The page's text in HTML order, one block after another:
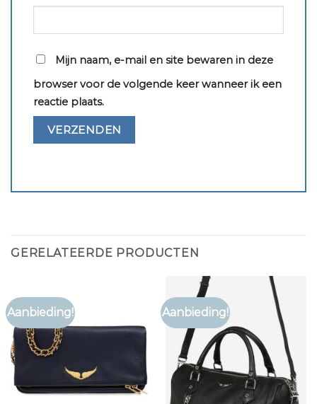
Mijn naam, e-mail en site bewaren in deze
browser voor de volgende keer wanneer ik een
reactie plaats.
GERELATEERDE PRODUCTEN
Aanbieding! Aanbieding!